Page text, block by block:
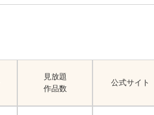
見放題
作品数
公式サイト